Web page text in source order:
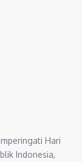
Hari
Indonesia,